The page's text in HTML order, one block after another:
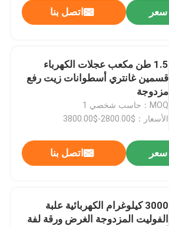
اتصل بنا
1.5 طن مكعب عجلات الكهرباء
قسمين غانتري أسطوانات زيت رفع
مزدوجة
MOQ：حاسب شخصي 1
الأسعار：$2800.00-$3800.00
اتصل بنا
3000 كيلوغرام الكهربائية علبة
الفوليت المزدوجة الغرض ورقة لفة